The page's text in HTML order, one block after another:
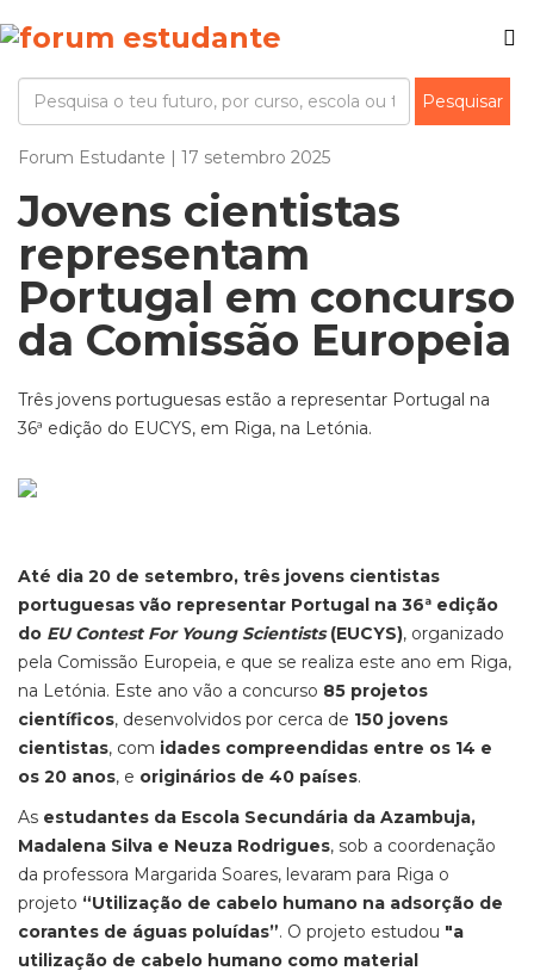
Forum Estudante | 17 setembro 2025
Jovens cientistas
representam
Portugal em concurso
da Comissão Europeia
Três jovens portuguesas estão a representar Portugal na
36ª edição do EUCYS, em Riga, na Letónia.
Até dia 20 de setembro, três jovens cientistas
portuguesas vão representar Portugal na 36ª edição
do EU Contest For Young Scientists(EUCYS), organizado
pela Comissão Europeia, e que se realiza este ano em Riga,
na Letónia. Este ano vão a concurso 85 projetos
científicos, desenvolvidos por cerca de 150 jovens
cientistas, com idades compreendidas entre os 14 e
os 20 anos, e originários de 40 países.
As estudantes da Escola Secundária da Azambuja,
Madalena Silva e Neuza Rodrigues, sob a coordenação
da professora Margarida Soares, levaram para Riga o
projeto “Utilização de cabelo humano na adsorção de
corantes de águas poluídas”. O projeto estudou "a
utilização de cabelo humano como material